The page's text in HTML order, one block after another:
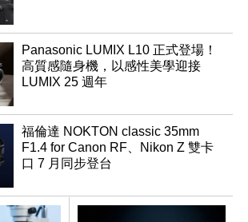
Panasonic LUMIX L10 正式登場！
高質感隨身機，以感性美學迎接
LUMIX 25 週年
福倫達 NOKTON classic 35mm
F1.4 for Canon RF、Nikon Z 雙卡
口 7 月同步登台